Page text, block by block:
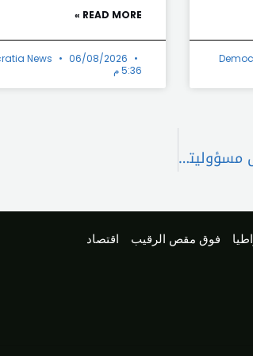
READ MORE »
News
06/08/2026
5:36 م
قاسم هاشم: تفلت العدو من كل القيم والمفاهيم الاخلاقية يتحمل مسؤوليته المجتمع الدولي
فوق مقص الرقيب
اقتصاد